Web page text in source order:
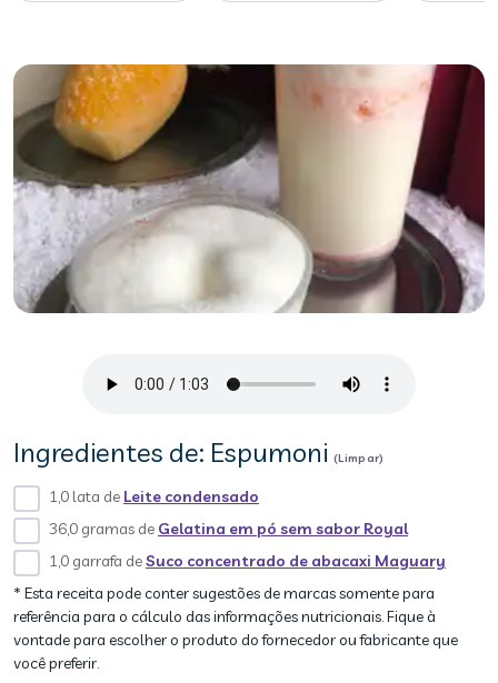
Ingredientes de: Espumoni (Limpar)
1,0 lata de Leite condensado
36,0 gramas de Gelatina em pó sem sabor Royal
1,0 garrafa deSuco concentrado de abacaxi Maguary
* Esta receita pode conter sugestões de marcas somente para
referência para o cálculo das informações nutricionais. Fique à
vontade para escolher o produto do fornecedor ou fabricante que
você preferir.